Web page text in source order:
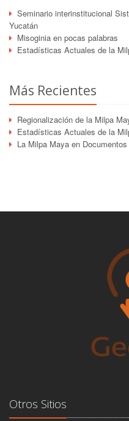
Seminario interinstitucional
Yucatán
Misoginia en pocas palabras
Estadísticas Actuales de la
Más Recientes
Regionalización de la Milpa
Estadísticas Actuales de la
La Milpa Maya en Documentos
Otros Sitios